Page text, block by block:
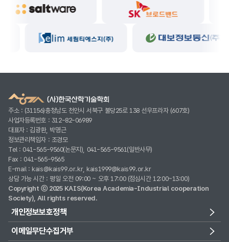
주소 : (31156)충청남도 천안시 서북구 불당25로 138 선우프라자 (607호)
사업자등록번호 : 312-82-06989
대표자 : 김광환, 박명근
정보관리책임자 : 조경모
Tel : 041-565-9560(논문지), 041-565-9561(일반사무)
Fax : 041-565-9565
E-mail : kais@kais99.or.kr, kais1999@kais99.or.kr
상담 가능 시간 : 평일 오전 09:00 ~ 오후 17:00 (점심시간 12:00~13:00)
Copyright ⓒ 2025 KAIS(Korea Academia-Industrial cooperation
Society), All rights reserved.
개인정보보호정책
이메일무단수집거부